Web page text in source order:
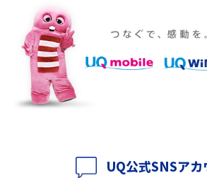
ポケット型Wi-Fiをレンタルするメリットとは？選
徴も紹介
持ち運びできるポケット型Wi-Fiのおススメの選び
ットも紹介
ポケット型Wi-Fiとは？通信の仕組みやメリット・
UQ公式SNSアカ